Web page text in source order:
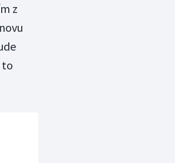
z
to